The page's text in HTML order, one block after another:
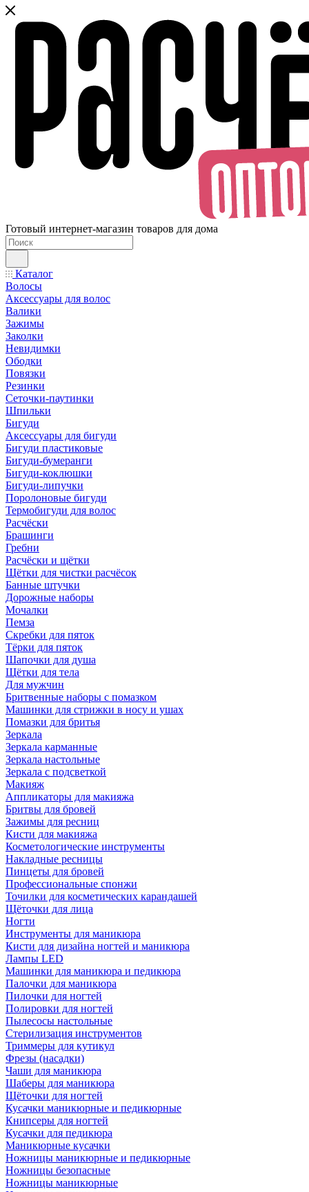
Готовый интернет-магазин товаров для дома
Каталог
Волосы
Аксессуары для волос
Валики
Зажимы
Заколки
Невидимки
Ободки
Повязки
Резинки
Сеточки-паутинки
Шпильки
Бигуди
Аксессуары для бигуди
Бигуди пластиковые
Бигуди-бумеранги
Бигуди-коклюшки
Бигуди-липучки
Поролоновые бигуди
Термобигуди для волос
Расчёски
Брашинги
Гребни
Расчёски и щётки
Щётки для чистки расчёсок
Банные штучки
Дорожные наборы
Мочалки
Пемза
Скребки для пяток
Тёрки для пяток
Шапочки для душа
Щётки для тела
Для мужчин
Бритвенные наборы с помазком
Машинки для стрижки в носу и ушах
Помазки для бритья
Зеркала
Зеркала карманные
Зеркала настольные
Зеркала с подсветкой
Макияж
Аппликаторы для макияжа
Бритвы для бровей
Зажимы для ресниц
Кисти для макияжа
Косметологические инструменты
Накладные ресницы
Пинцеты для бровей
Профессиональные спонжи
Точилки для косметических карандашей
Щёточки для лица
Ногти
Инструменты для маникюра
Кисти для дизайна ногтей и маникюра
Лампы LED
Машинки для маникюра и педикюра
Палочки для маникюра
Пилочки для ногтей
Полировки для ногтей
Пылесосы настольные
Стерилизация инструментов
Триммеры для кутикул
Фрезы (насадки)
Чаши для маникюра
Шаберы для маникюра
Щёточки для ногтей
Кусачки маникюрные и педикюрные
Книпсеры для ногтей
Кусачки для педикюра
Маникюрные кусачки
Ножницы маникюрные и педикюрные
Ножницы безопасные
Ножницы маникюрные